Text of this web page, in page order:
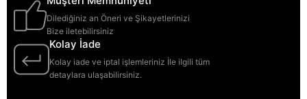
Dilediğiniz an Öneri ve Şikayetlerinizi
Bize iletebilirsiniz
Kolay İade
Kolay iade ve iptal işlemleriniz İle ilgili tüm
detaylara ulaşabilirsiniz.